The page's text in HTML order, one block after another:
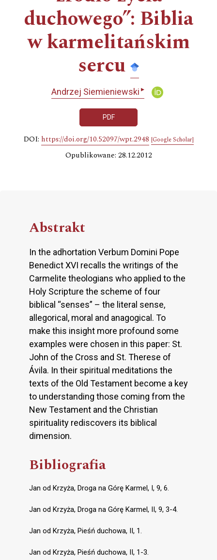
duchowego”: Biblia
w karmelitańskim
sercu
Andrzej Siemieniewski ▸
PDF
DOI: https://doi.org/10.52097/wpt.2948 [Google Scholar]
Opublikowane: 28.12.2012
Abstrakt
In the adhortation Verbum Domini Pope
Benedict XVI recalls the writings of the
Carmelite theologians who applied to the
Holy Scripture the scheme of four
biblical “senses” – the literal sense,
allegorical, moral and anagogical. To
make this insight more profound some
examples were chosen in this paper: St.
John of the Cross and St. Therese of
Ávila. In their spiritual meditations the
texts of the Old Testament become a key
to understanding those coming from the
New Testament and the Christian
spirituality rediscovers its biblical
dimension.
Bibliografia
Jan od Krzyża, Droga na Górę Karmel, I, 9, 6.
Jan od Krzyża, Droga na Górę Karmel, II, 9, 3-4.
Jan od Krzyża, Pieśń duchowa, II, 1.
Jan od Krzyża, Pieśń duchowa, II, 1-3.